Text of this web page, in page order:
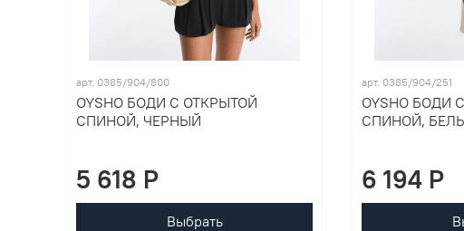
арт. 0385/904/800
OYSHO БОДИ С ОТКРЫТОЙ
СПИНОЙ, ЧЕРНЫЙ
5 618 P
Выбрать
арт. 0385/904/251
OYSHO БОДИ
СПИНОЙ,
6 194 P